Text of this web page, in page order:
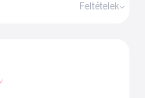
Feltételek